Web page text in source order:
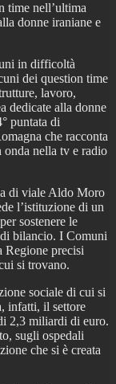
time nell’ultima
donne iraniane e
in difficoltà
dei question time
lavoro,
dedicate alla donne
puntata di
che racconta
onda nella tv e radio
di viale Aldo Moro
l’istituzione di un
sostenere le
bilancio. I Comuni
Regione precisi
si trovano.
sociale di cui si
infatti, il settore
2,3 miliardi di euro.
sugli ospedali
che si è creata